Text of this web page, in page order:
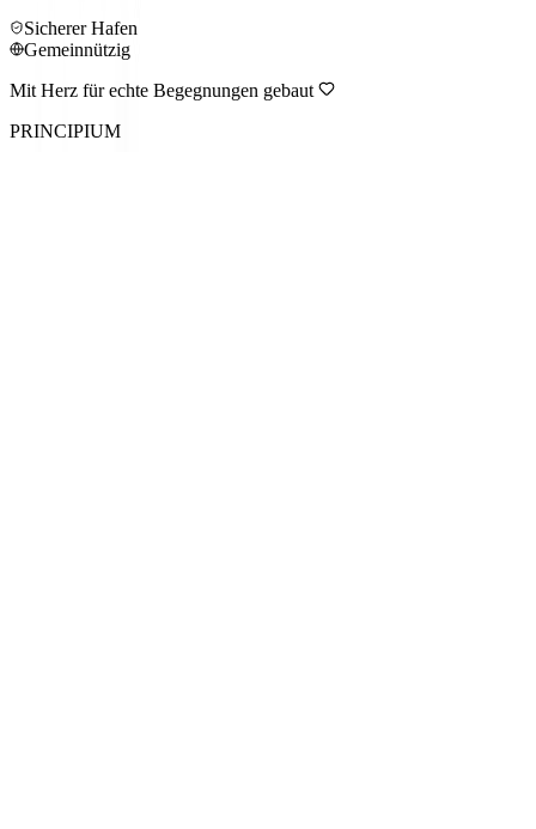
Sicherer Hafen
Gemeinnützig
Mit Herz für echte Begegnungen gebaut
PRINCIPIUM